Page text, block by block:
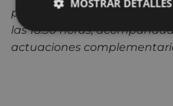
puertas al público,
las 18:30 horas,
actuaciones
MOSTRAR DETALLES